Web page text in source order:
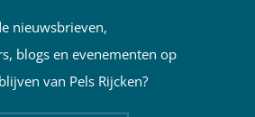
nieuwsbrieven,
blogs en evenementen op
van Pels Rijcken?